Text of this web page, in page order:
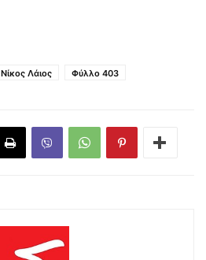
Νίκος Λάιος Φύλλο 403